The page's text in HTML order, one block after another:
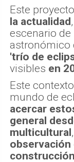
Este
la actualidad
escenario
astronómico
'trío de
visibles en
Este
mundo de
acercar
general
multicultural
observación